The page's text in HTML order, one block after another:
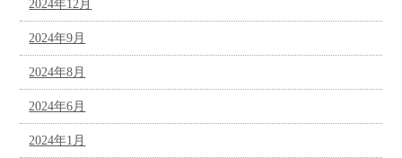
2024年12月
2024年9月
2024年8月
2024年6月
2024年1月